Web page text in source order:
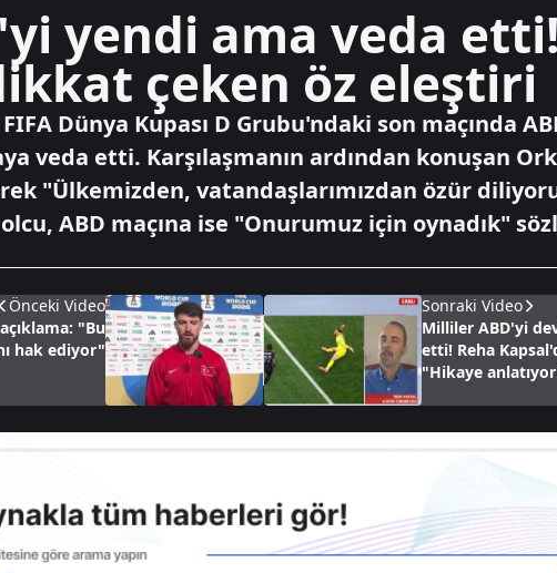
yendi ama veda
çeken öz eleştiri
Dünya Kupası D Grubu'ndaki son maçında
veda etti. Karşılaşmanın ardından konuşan
"Ülkemizden, vatandaşlarımızdan özür
ABD maçına ise "Onurumuz için oynadık"
Önceki Video
"Bu
hak ediyor"
Sonraki Video
Milliler ABD'yi
etti! Reha
"Hikaye